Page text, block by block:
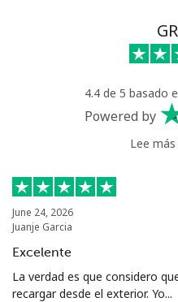
4.4 de 5 basado
Powered by
Lee
June 24, 2026
Juanje Garcia
Excelente
La verdad es que considero
recargar desde el exterior. Yo...